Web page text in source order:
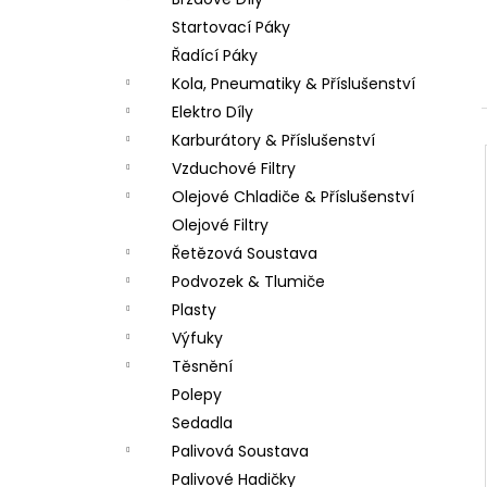
Startovací Páky
Řadící Páky
Kola, Pneumatiky & Příslušenství
Elektro Díly
Karburátory & Příslušenství
Vzduchové Filtry
Olejové Chladiče & Příslušenství
Olejové Filtry
Řetězová Soustava
Podvozek & Tlumiče
Plasty
Výfuky
Těsnění
Polepy
Sedadla
Palivová Soustava
Palivové Hadičky
LOŽISKO KOLA 6202 2RS STOMP,
DEMONX ,WPB